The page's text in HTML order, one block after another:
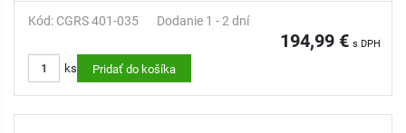
ODPORÚČAME: Vak na vodu 80 L do korby fúrika, s ružicou a
Kód: CGRS 401-035 Dodanie 1 - 2 dní
194,99 € s DPH
ks Pridať do košíka